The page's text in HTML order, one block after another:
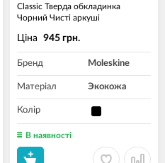
Classic Тверда обкладинка
Чорний Чисті аркуші
Ціна 945 грн.
Бренд Moleskine
Матеріал Экокожа
Колір
В наявності